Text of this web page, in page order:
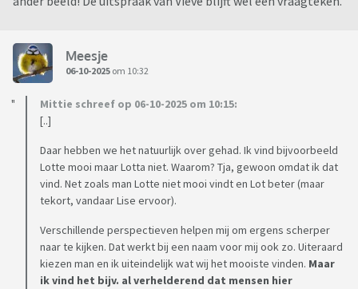
Meesje
06-10-2025 om 10:32
Mittie schreef op 06-10-2025 om 10:15:
[..]
Daar hebben we het natuurlijk over gehad. Ik vind bijvoorbeeld
Lotte mooi maar Lotta niet. Waarom? Tja, gewoon omdat ik dat
vind. Net zoals man Lotte niet mooi vindt en Lot beter (maar
tekort, vandaar Lise ervoor).
Verschillende perspectieven helpen mij om ergens scherper
naar te kijken. Dat werkt bij een naam voor mij ook zo. Uiteraard
kiezen man en ik uiteindelijk wat wij het mooiste vinden. Maar
ik vind het bijv. al verhelderend dat mensen hier